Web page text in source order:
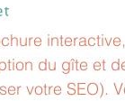
du gîte et
votre SEO).